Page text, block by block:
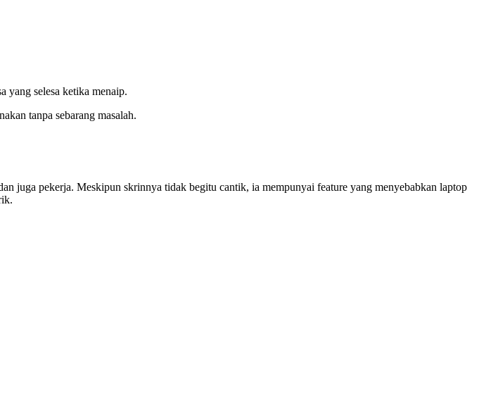
yang selesa ketika menaip.
tanpa sebarang masalah.
juga pekerja. Meskipun skrinnya tidak begitu cantik, ia mempunyai feature yang menyebabkan laptop